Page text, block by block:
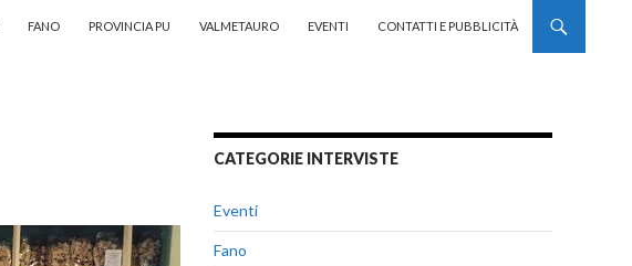
FANO PROVINCIA PU VALMETAURO EVENTI CONTATTI E PUBBLICITÀ
CATEGORIE INTERVISTE
Eventi
Fano